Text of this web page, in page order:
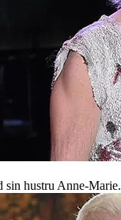
sin hustru Anne-Marie.